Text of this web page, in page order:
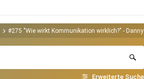
#275 "Wie wirkt Kommunikation wirklich?" -
Erweiterte Suche